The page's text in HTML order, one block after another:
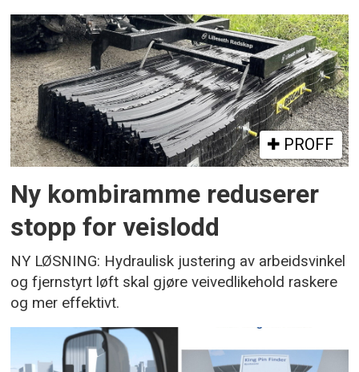
PROFF
Ny kombiramme reduserer
stopp for veislodd
NY LØSNING: Hydraulisk justering av arbeidsvinkel
og fjernstyrt løft skal gjøre veivedlikehold raskere
og mer effektivt.